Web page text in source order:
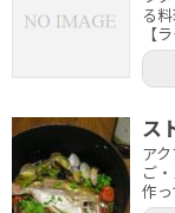
る
【
ス
ア
ご
作